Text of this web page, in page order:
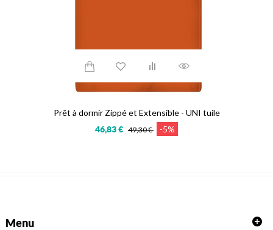
Prêt à dormir Zippé et Extensible - UNI tuile
46,83 € 49,30 € -5%
Menu